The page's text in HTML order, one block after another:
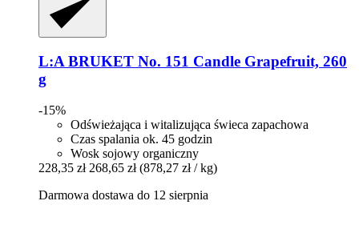
L:A BRUKET No. 151 Candle Grapefruit, 260
g
-15%
Odświeżająca i witalizująca świeca zapachowa
Czas spalania ok. 45 godzin
Wosk sojowy organiczny
228,35 zł 268,65 zł (878,27 zł / kg)
Darmowa dostawa do 12 sierpnia